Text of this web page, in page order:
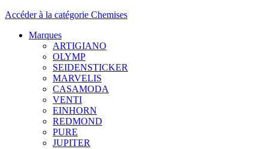
Accéder à la catégorie Chemises
Marques
ARTIGIANO
OLYMP
SEIDENSTICKER
MARVELIS
CASAMODA
VENTI
EINHORN
REDMOND
PURE
JUPITER